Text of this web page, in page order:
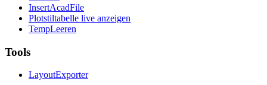
InsertAcadFile
Plotstiltabelle live anzeigen
TempLeeren
Tools
LayoutExporter